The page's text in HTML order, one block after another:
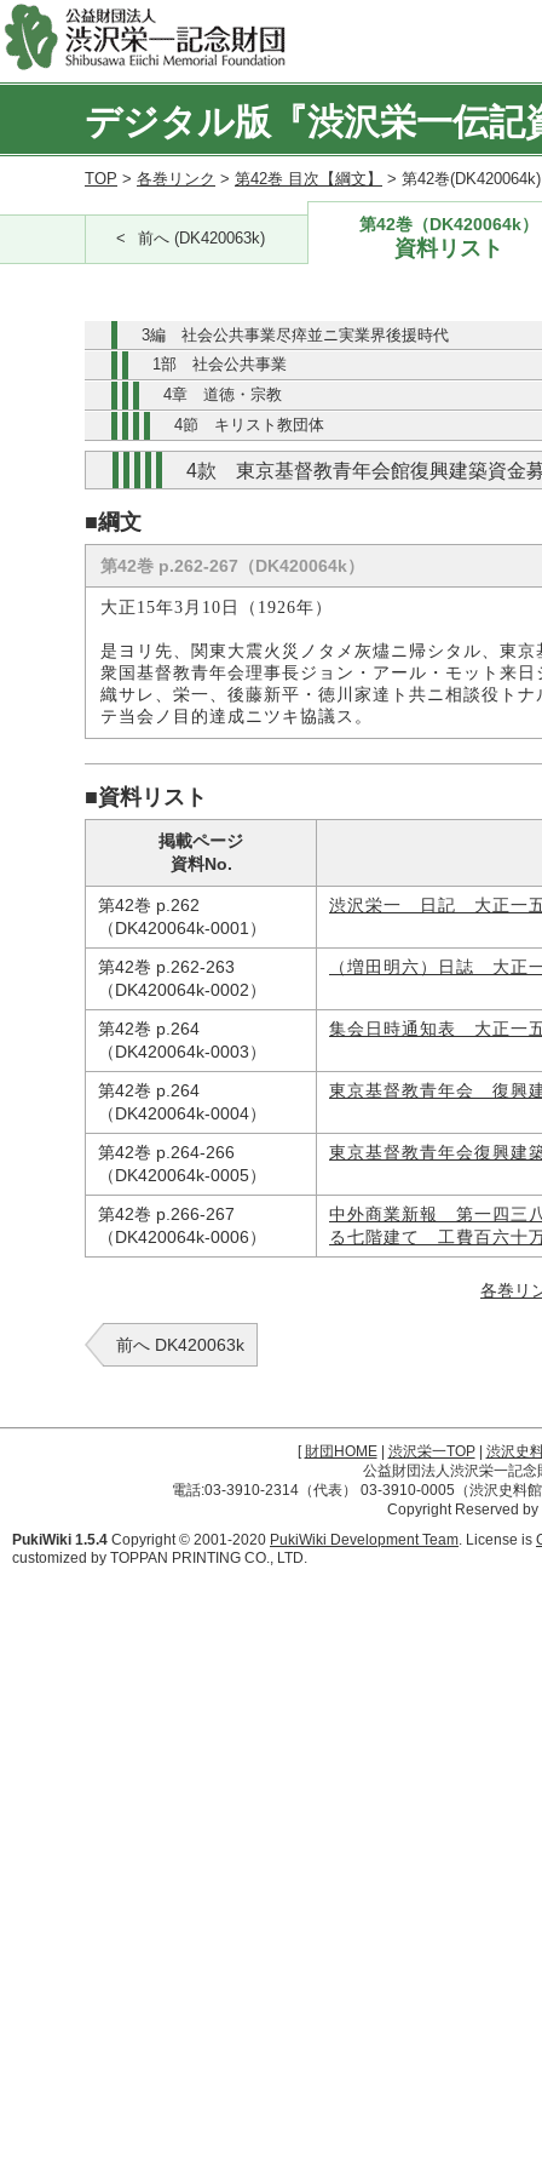
デジタル版『渋沢栄一伝記
TOP > 各巻リンク > 第42巻 目次【綱文】 > 第42巻
前へ (DK420063k)
第42巻（DK420064k）
資料リスト
3編 社会公共事業尽瘁並ニ実業界後援時代
1部 社会公共事業
4章 道徳・宗教
4節 キリスト教団体
4款 東京基督教青年会館復興建築資金
■綱文
第42巻 p.262-267（DK420064k）
大正15年3月10日（1926年）
是ヨリ先、関東大震火災ノタメ灰燼ニ帰シタル、東
衆国基督教青年会理事長ジョン・アール・モット来
織サレ、栄一、後藤新平・徳川家達ト共ニ相談役ト
テ当会ノ目的達成ニツキ協議ス。
■資料リスト
掲載ページ
資料No.
第42巻 p.262
（DK420064k-0001）
渋沢栄一 日記 大正一
第42巻 p.262-263
（DK420064k-0002）
（増田明六）日誌 大正
第42巻 p.264
（DK420064k-0003）
集会日時通知表 大正一
第42巻 p.264
（DK420064k-0004）
東京基督教青年会 復興
第42巻 p.264-266
（DK420064k-0005）
東京基督教青年会復興
第42巻 p.266-267
（DK420064k-0006）
中外商業新報 第一四三
る七階建て 工費百六十
各巻リ
前へ DK420063k
[財団HOME| 渋沢栄一TOP| 渋沢史
公益財団法人渋沢栄一記
電話:03-3910-2314（代表） 03-3910-0005（渋沢史料
Copyright Reserved
PukiWiki 1.5.4 Copyright © 2001-2020 PukiWiki Development Team. License is
customized by TOPPAN PRINTING CO., LTD.